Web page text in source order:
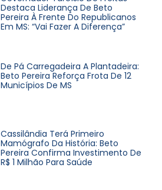
Destaca Liderança De Beto
Pereira À Frente Do Republicanos
Em MS: “Vai Fazer A Diferença”
De Pá Carregadeira A Plantadeira:
Beto Pereira Reforça Frota De 12
Municípios De MS
Cassilândia Terá Primeiro
Mamógrafo Da História: Beto
Pereira Confirma Investimento De
R$ 1 Milhão Para Saúde